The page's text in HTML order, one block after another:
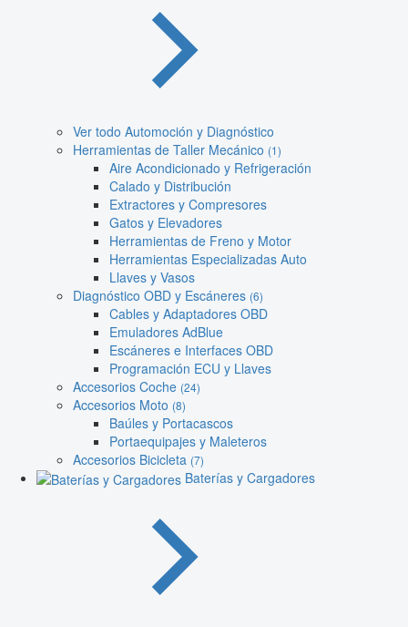
Ver todo Automoción y Diagnóstico
Herramientas de Taller Mecánico (1)
Aire Acondicionado y Refrigeración
Calado y Distribución
Extractores y Compresores
Gatos y Elevadores
Herramientas de Freno y Motor
Herramientas Especializadas Auto
Llaves y Vasos
Diagnóstico OBD y Escáneres (6)
Cables y Adaptadores OBD
Emuladores AdBlue
Escáneres e Interfaces OBD
Programación ECU y Llaves
Accesorios Coche (24)
Accesorios Moto (8)
Baúles y Portacascos
Portaequipajes y Maleteros
Accesorios Bicicleta (7)
Baterías y Cargadores